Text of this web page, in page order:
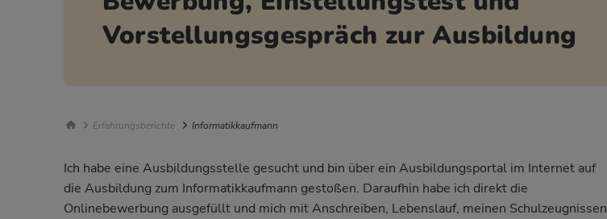
Vorstellungsgespräch zur Ausbildung
Breadcrumb Navigation
Erfahrungsberichte Informatikkaufmann
Ich habe eine Ausbildungsstelle gesucht und bin über ein Ausbildungsportal im Internet auf
die Ausbildung zum Informatikkaufmann gestoßen. Daraufhin habe ich direkt die
Onlinebewerbung ausgefüllt und mich mit Anschreiben, Lebenslauf, meinen Schulzeugnissen